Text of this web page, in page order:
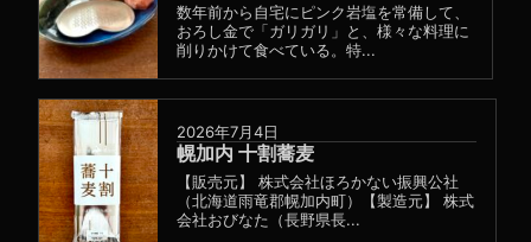
数年前から自宅にピンク岩塩を常備して、
おろし金で「ガリガリ」と、様々な料理に
削りかけて食べている。特...
2026年7月4日
幌加内 十割蕎麦
【販売元】 株式会社ほろかない振興公社
（北海道雨竜郡幌加内町）【製造元】 株式
会社おびなた（長野県長...